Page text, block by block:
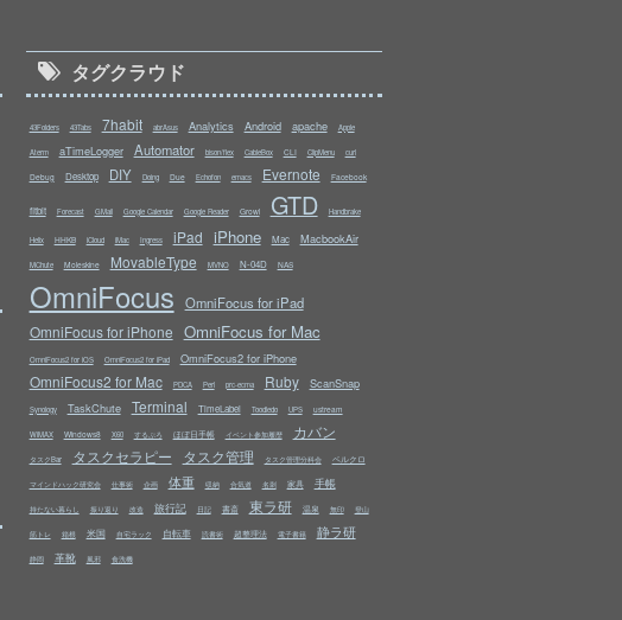
タグクラウド
43Folders 43Tabs 7habit abrAsus Analytics Android apache Apple
Aterm aTimeLogger Automator bison/flex CableBox CLI ClipMenu curl
Debug Desktop DIY Doing Due Echofon emacs Evernote Facebook
fitbit Forecast GMail Google Calendar Google Reader Growl GTD Handbrake
Helix HHKB iCloud iMac Ingress iPad iPhone Mac MacbookAir
MChute Moleskine MovableType MVNO N-04D NAS
OmniFocus OmniFocus for iPad
OmniFocus for iPhone OmniFocus for Mac
OmniFocus2 for iOS OmniFocus2 for iPad OmniFocus2 for iPhone
OmniFocus2 for Mac PDCA Perl prc-ecma Ruby ScanSnap
Synology TaskChute Terminal TimeLabel Toodledo UPS ustream
WiMAX Windows8 X60 するぷろ ほぼ日手帳 イベント参加履歴 カバン
タスクBar タスクセラピー タスク管理 タスク管理分科会 ベルクロ
マインドハック研究会 仕事術 企画 体重 収納 合気道 名刺 家具 手帳
持たない暮らし 振り返り 改造 旅行記 日記 書斎 東ラ研 温泉 無印 登山
筋トレ 箱根 米国 自宅ラック 自転車 読書術 超整理法 電子書籍 静ラ研
静岡 革靴 風邪 食洗機